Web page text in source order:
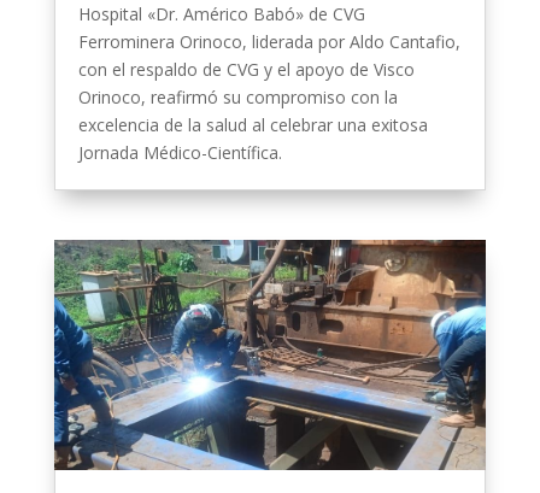
Hospital «Dr. Américo Babó» de CVG
Ferrominera Orinoco, liderada por Aldo Cantafio,
con el respaldo de CVG y el apoyo de Visco
Orinoco, reafirmó su compromiso con la
excelencia de la salud al celebrar una exitosa
Jornada Médico-Científica.